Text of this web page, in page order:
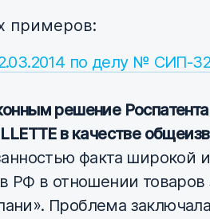
примеров:
по делу № СИП-
решение
в качестве
факта широкой
РФ в отношении товаров
Проблема